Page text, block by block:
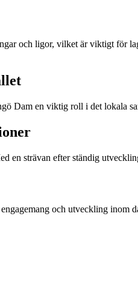
och ligor, vilket är viktigt för
Dam en viktig roll i det lokala
strävan efter ständig
och utveckling inom